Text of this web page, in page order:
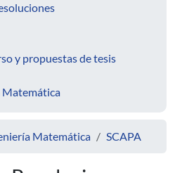
y propuestas de tesis
Matemática
Matemática SCAPA